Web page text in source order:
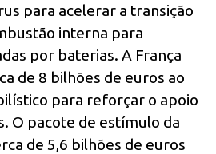
para acelerar a transição
interna para
por baterias. A França
de 8 bilhões de euros ao
para reforçar o apoio
O pacote de estímulo da
de 5,6 bilhões de euros